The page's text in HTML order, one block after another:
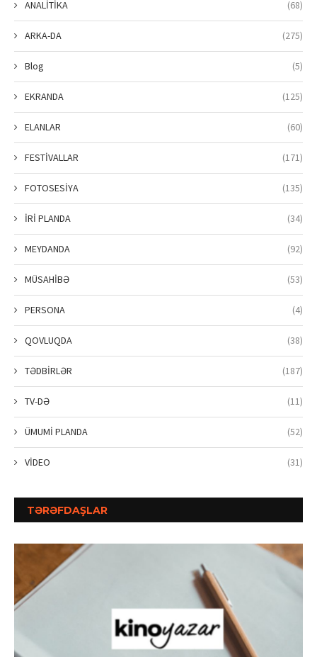
ANALİTİKA (68)
ARKA-DA (275)
Blog (5)
EKRANDA (125)
ELANLAR (60)
FESTİVALLAR (171)
FOTOSESİYA (135)
İRİ PLANDA (34)
MEYDANDA (92)
MÜSAHİBƏ (53)
PERSONA (4)
QOVLUQDA (38)
TƏDBİRLƏR (187)
TV-DƏ (11)
ÜMUMİ PLANDA (52)
VİDEO (31)
TƏRƏFDAŞLAR